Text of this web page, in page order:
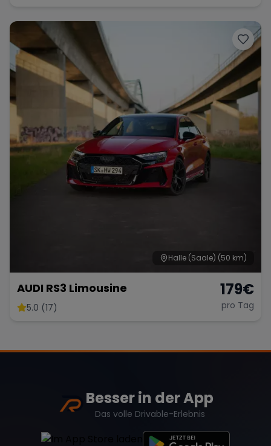
Halle (Saale) (50 km)
AUDI RS3 Limousine
5.0 (17)
179€
pro Tag
Besser in der App
Das volle Drivable-Erlebnis